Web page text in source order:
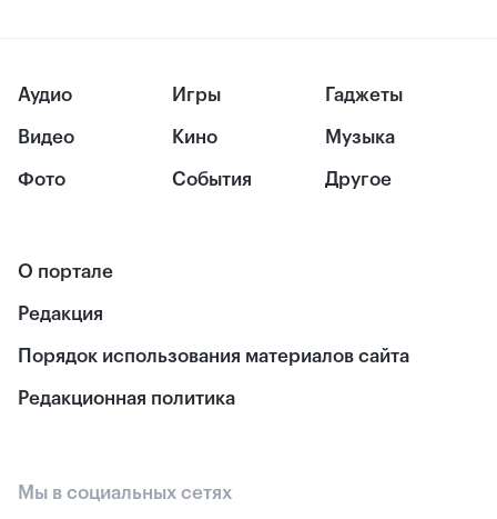
Аудио
Видео
Фото
Игры
Кино
События
Гаджеты
Музыка
Другое
О портале
Редакция
Порядок использования материалов сайта
Редакционная политика
Мы в социальных сетях